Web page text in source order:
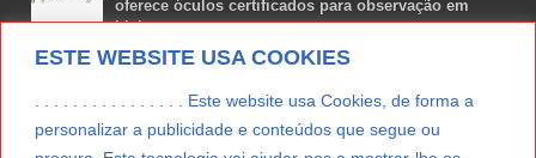
ESTE WEBSITE USA COOKIES
. . . . . . . . . . . . . . . . Este website usa Cookies, de forma a
personalizar a publicidade e conteúdos que segue ou
oferece óculos certificados para observação em
Lisboa
Agosto 7, 2026
Lua Afonso vence prémio internacional de liderança
Agosto 7, 2026